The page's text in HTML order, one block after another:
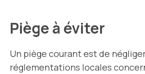
Piège à éviter
Un piège courant est de
réglementations locales